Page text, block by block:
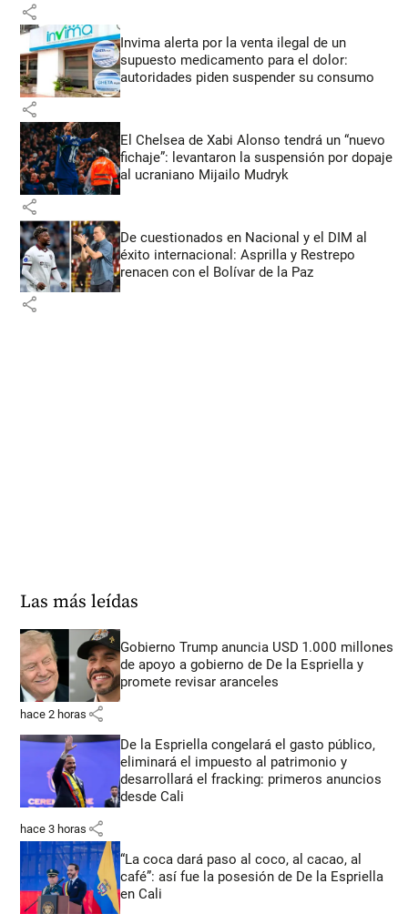
share
Invima alerta por la venta ilegal de un
supuesto medicamento para el dolor:
autoridades piden suspender su consumo
share
El Chelsea de Xabi Alonso tendrá un “nuevo
fichaje”: levantaron la suspensión por dopaje
al ucraniano Mijailo Mudryk
share
De cuestionados en Nacional y el DIM al
éxito internacional: Asprilla y Restrepo
renacen con el Bolívar de la Paz
share
Las más leídas
Gobierno Trump anuncia USD 1.000 millones
de apoyo a gobierno de De la Espriella y
promete revisar aranceles
hace 2 horas share
De la Espriella congelará el gasto público,
eliminará el impuesto al patrimonio y
desarrollará el fracking: primeros anuncios
desde Cali
hace 3 horas share
“La coca dará paso al coco, al cacao, al
café”: así fue la posesión de De la Espriella
en Cali